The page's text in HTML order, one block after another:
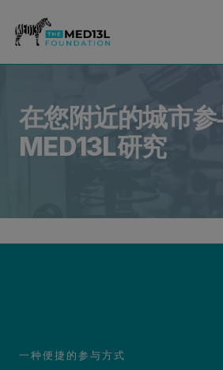
在您附近的城市参
MED13L研究
一种便捷的参与方式